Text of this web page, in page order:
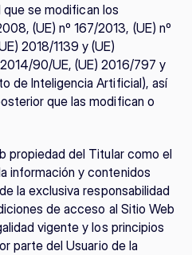
se modifican los
(UE) nº 167/2013, (UE) nº
2018/1139 y (UE)
90/UE, (UE) 2016/797 y
de Inteligencia Artificial), así
que las modifican o
propiedad del Titular como el
información y contenidos
la exclusiva responsabilidad
de acceso al Sitio Web
vigente y los principios
parte del Usuario de la